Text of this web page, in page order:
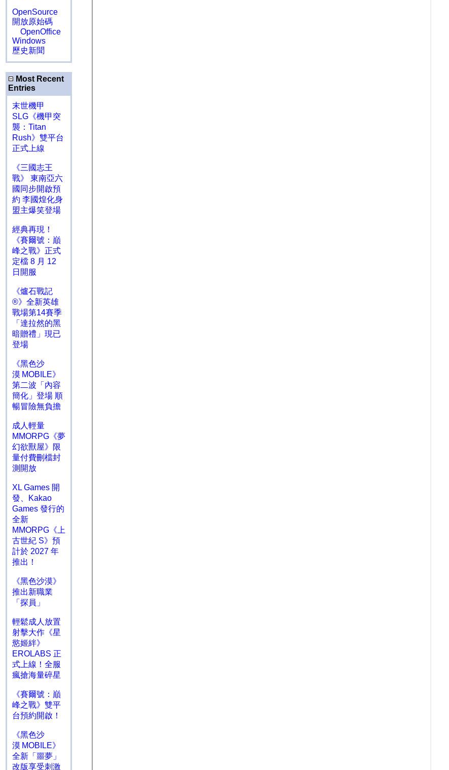
OpenSource
開放原始碼
OpenOffice
Windows
歷史新聞
Most Recent
Entries
末世機甲
SLG《機甲突
襲：Titan
Rush》雙平台
正式上線
《三國志王
戰》 東南亞六
國同步開啟預
約 李國煌化身
盟主爆笑登場
經典再現！
《賽爾號：巔
峰之戰》正式
定檔 8 月 12
日開服
《爐石戰記
®》全新英雄
戰場第14賽季
「達拉然的黑
暗贈禮」現已
登場
《黑色沙
漠 MOBILE》
第二波「內容
簡化」登場 順
暢冒險無負擔
成人輕量
MMORPG《夢
幻欲獸屋》限
量付費刪檔封
測開放
XL Games 開
發、Kakao
Games 發行的
全新
MMORPG《上
古世紀 S》預
計於 2027 年
推出！
《黑色沙漠》
推出新職業
「探員」
輕鬆成人放置
射擊大作《星
慾姬絆》
EROLABS 正
式上線！全服
瘋搶海量碎星
《賽爾號：巔
峰之戰》雙平
台預約開啟！
《黑色沙
漠 MOBILE》
全新「噩夢」
改版享受刺激